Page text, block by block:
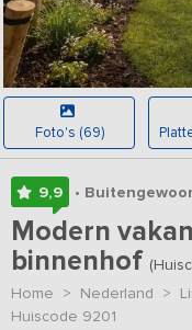
Foto's (69)
9,9 •
Modern
binnenhof
Home > Nederland >
Huiscode 9201